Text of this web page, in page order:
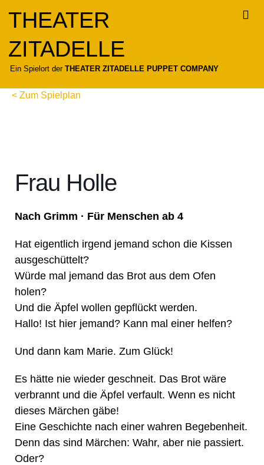
springen
THEATER
ZITADELLE
Ein Spielort derTHEATER ZITADELLE PUPPET COMPANY
< Zum Spielplan
Frau Holle
Nach Grimm · Für Menschen ab 4
Hat eigentlich irgend jemand schon die Kissen
ausgeschüttelt?
Würde mal jemand das Brot aus dem Ofen
holen?
Und die Äpfel wollen gepflückt werden.
Hallo! Ist hier jemand? Kann mal einer helfen?
Und dann kam Marie. Zum Glück!
Es hätte nie wieder geschneit. Das Brot wäre
verbrannt und die Äpfel verfault. Wenn es nicht
dieses Märchen gäbe!
Eine Geschichte nach einer wahren Begebenheit.
Denn das sind Märchen: Wahr, aber nie passiert.
Oder?